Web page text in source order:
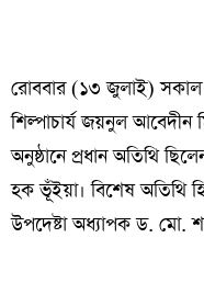
রোববার (১৩ জুলাই) সকাল
শিল্পাচার্য জয়নুল
অনুষ্ঠানে প্রধান অতিথি
হক ভূঁইয়া। বিশেষ অতিথি
উপদেষ্টা অধ্যাপক ড. মো.